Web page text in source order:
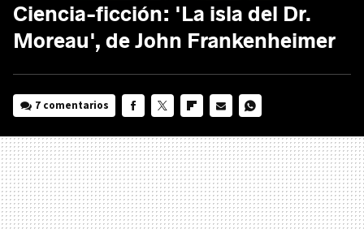
Ciencia-ficción: 'La isla del Dr.
Moreau', de John Frankenheimer
7 comentarios
MAIL